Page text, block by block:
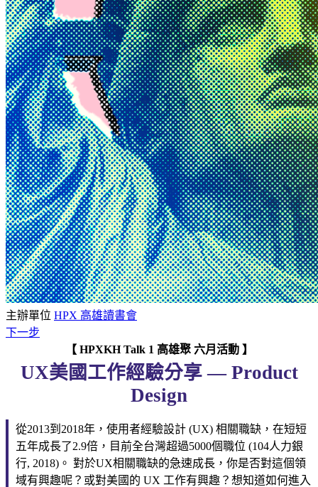
主辦單位 HPX 高雄讀書會
下一步
【 HPXKH Talk 1 高雄聚 六月活動 】
UX美國工作經驗分享 — Product
Design
從2013到2018年，使用者經驗設計 (UX) 相關職缺，在短短
五年成長了2.9倍，目前全台灣超過5000個職位 (104人力銀
行, 2018)。 對於UX相關職缺的急速成長，你是否對這個領
域有興趣呢？或對美國的 UX 工作有興趣？想知道如何進入